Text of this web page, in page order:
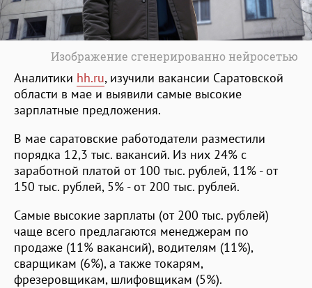
Изображение сгенерированно нейросетью
Аналитики hh.ru, изучили вакансии Саратовской
области в мае и выявили самые высокие
зарплатные предложения.
В мае саратовские работодатели разместили
порядка 12,3 тыс. вакансий. Из них 24% с
заработной платой от 100 тыс. рублей, 11% - от
150 тыс. рублей, 5% - от 200 тыс. рублей.
Самые высокие зарплаты (от 200 тыс. рублей)
чаще всего предлагаются менеджерам по
продаже (11% вакансий), водителям (11%),
сварщикам (6%), а также токарям,
фрезеровщикам, шлифовщикам (5%).